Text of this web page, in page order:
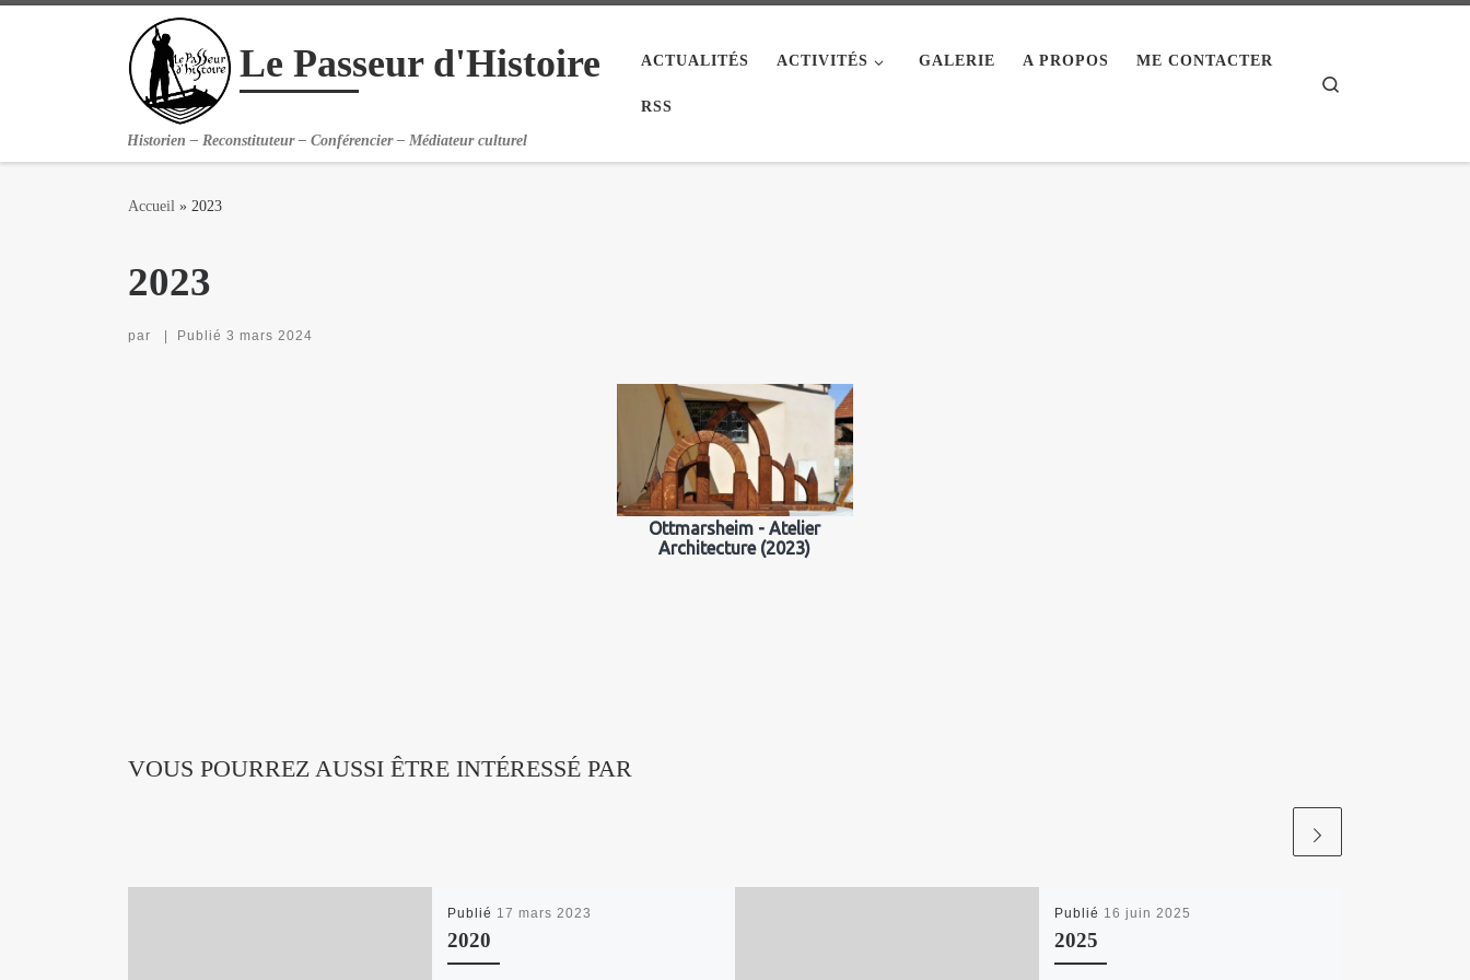
Passer au contenu
Le Passeur d'Histoire
Historien – Reconstituteur – Conférencier – Médiateur culturel
ACTUALITÉS ACTIVITÉS GALERIE A PROPOS ME CONTACTER
RSS
Accueil » 2023
2023
par Publié 3 mars 2024
Ottmarsheim - Atelier
Architecture (2023)
VOUS POURREZ AUSSI ÊTRE INTÉRESSÉ PAR
Publié 17 mars 2023
2020
Publié 16 juin 2025
2025